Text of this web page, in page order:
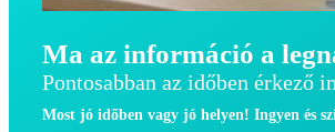
Ma az információ a
Pontosabban az időben érkező
Most jó időben vagy jó helyen! Ingyen és